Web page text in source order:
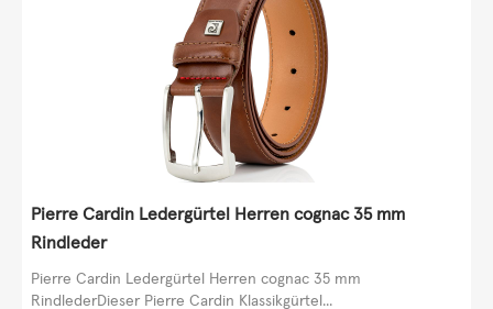
Pierre Cardin Ledergürtel Herren cognac 35 mm
Rindleder
Pierre Cardin Ledergürtel Herren cognac 35 mm
RindlederDieser Pierre Cardin Klassikgürtel...